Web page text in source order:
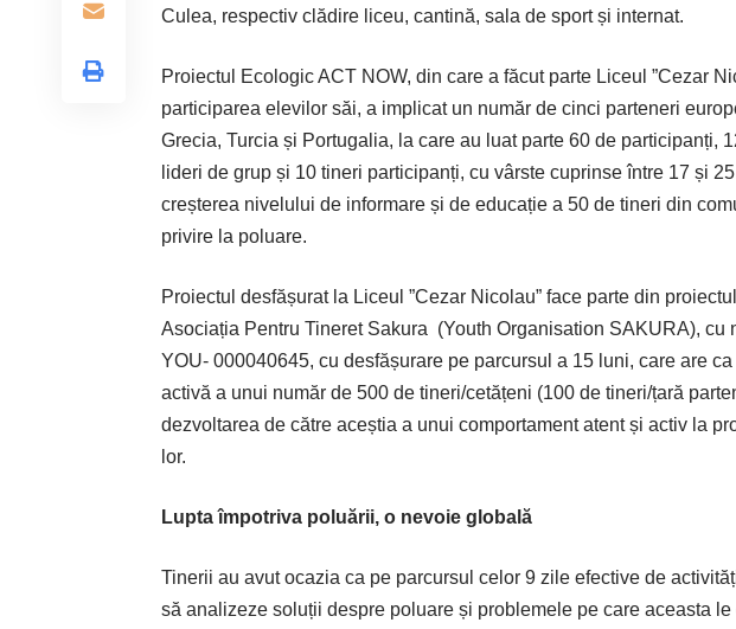
Culea, respectiv clădire liceu, cantină, sala de sport și internat.
Proiectul Ecologic ACT NOW, din care a făcut parte Liceul ”Cezar
participarea elevilor săi, a implicat un număr de cinci parteneri
Grecia, Turcia și Portugalia, la care au luat parte 60 de participanți,
lideri de grup și 10 tineri participanți, cu vârste cuprinse între 17 și
creșterea nivelului de informare și de educație a 50 de tineri din
privire la poluare.
Proiectul desfășurat la Liceul ”Cezar Nicolau” face parte din proiectul
Asociația Pentru Tineret Sakura (Youth Organisation SAKURA), cu
YOU- 000040645, cu desfășurare pe parcursul a 15 luni, care are
activă a unui număr de 500 de tineri/cetățeni (100 de tineri/țară
dezvoltarea de către aceștia a unui comportament atent și activ la
lor.
Lupta împotriva poluării, o nevoie globală
Tinerii au avut ocazia ca pe parcursul celor 9 zile efective de
să analizeze soluții despre poluare și problemele pe care aceasta